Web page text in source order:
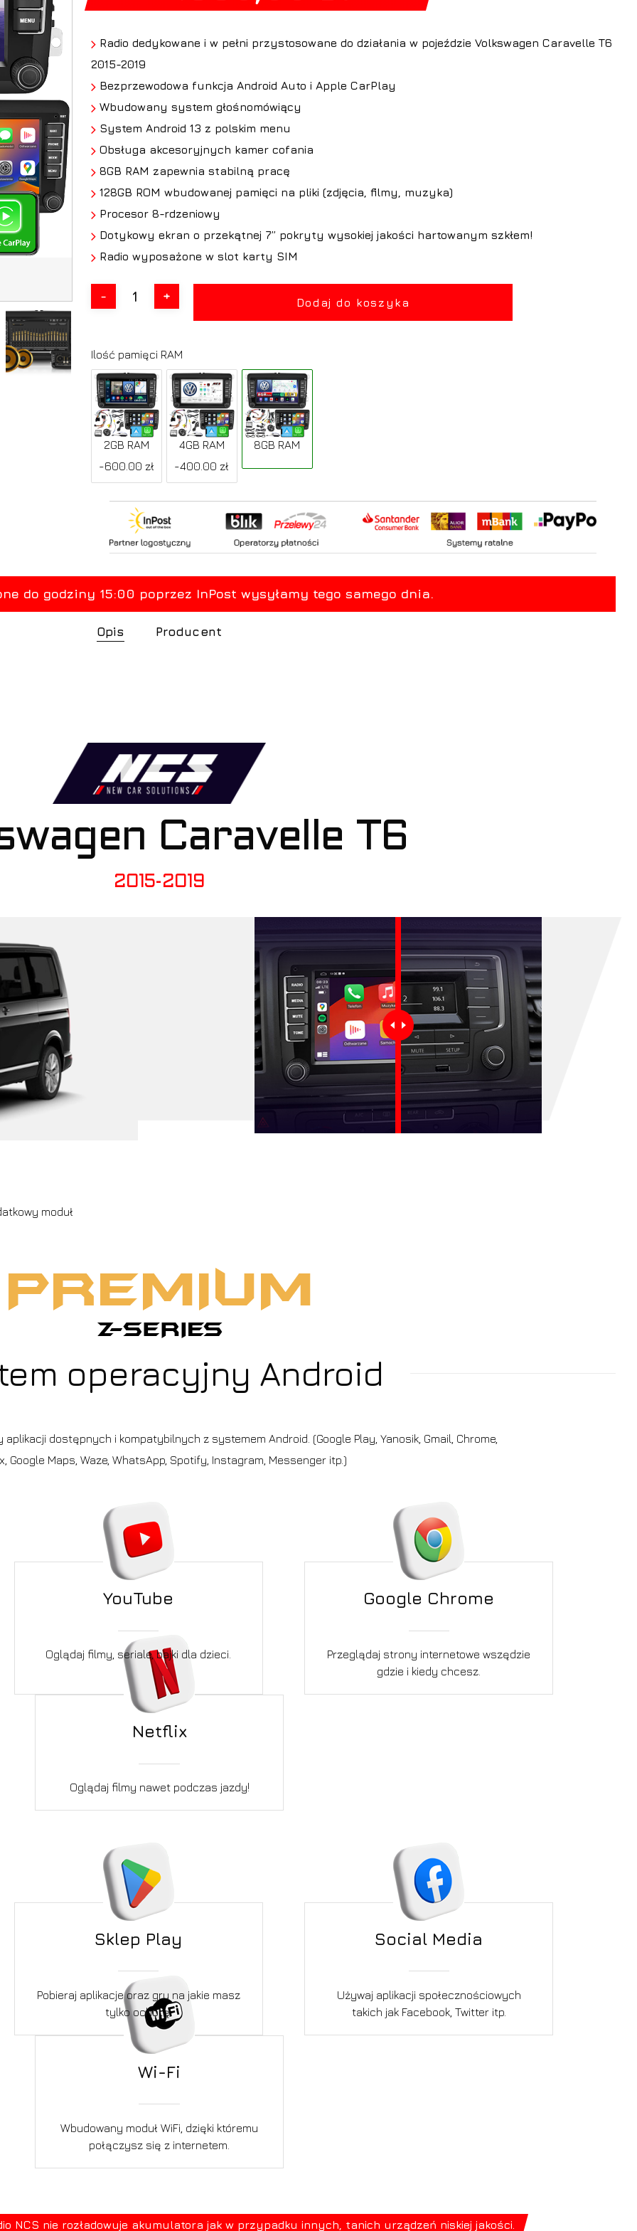
Radio dedykowane i w pełni przystosowane do działania w pojeździe Volkswagen Caravelle T6
2015-2019
Bezprzewodowa funkcja Android Auto i Apple CarPlay
Wbudowany system głośnomówiący
System Android 13 z polskim menu
Obsługa akcesoryjnych kamer cofania
8GB RAM zapewnia stabilną pracę
128GB ROM wbudowanej pamięci na pliki (zdjęcia, filmy, muzyka)
Procesor 8-rdzeniowy
Dotykowy ekran o przekątnej 7” pokryty wysokiej jakości hartowanym szkłem!
Radio wyposażone w slot karty SIM
Dodaj do koszyka
Ilość pamięci RAM
2GB RAM
-600.00 zł
4GB RAM
-400.00 zł
8GB RAM
Opis Producent
Caravelle T6
2015-2019
moduł
operacyjny Android
dostępnych i kompatybilnych z systemem Android. (Google Play, Yanosik, Gmail, Chrome,
Google Maps, Waze, WhatsApp, Spotify, Instagram, Messenger itp.)
YouTube
Oglądaj filmy, seriale, bajki dla dzieci.
Google Chrome
Przeglądaj strony internetowe wszędzie
gdzie i kiedy chcesz.
Netflix
Oglądaj filmy nawet podczas jazdy!
Sklep Play
Pobieraj aplikacje oraz gry na jakie masz
tylko ochotę.
Social Media
Używaj aplikacji społecznościowych
takich jak Facebook, Twitter itp.
Wi-Fi
Wbudowany moduł WiFi, dzięki któremu
połączysz się z internetem.
NCS nie rozładowuje akumulatora jak w przypadku innych, tanich urządzeń niskiej jakości.